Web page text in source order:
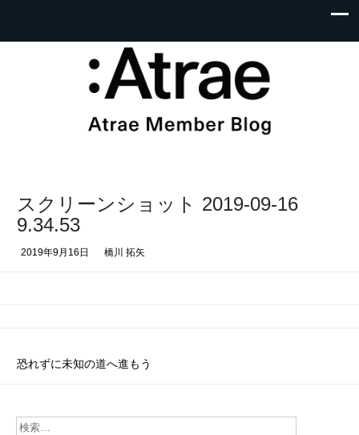
スクリーンショット 2019-09-16
9.34.53
2019年9月16日 橋川 拓矢
投
ナ
恐れずに未知の道へ進もう